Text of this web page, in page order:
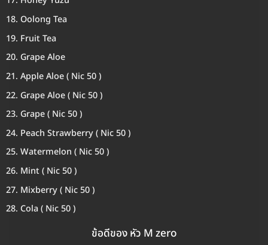
Oolong Tea
Fruit Tea
Grape Aloe
Apple Aloe ( Nic 50 )
Grape Aloe ( Nic 50 )
Grape ( Nic 50 )
Peach Strawberry ( Nic 50 )
Watermelon ( Nic 50 )
Mint ( Nic 50 )
Mixberry ( Nic 50 )
Cola ( Nic 50 )
ข้อดีของ หัว M zero